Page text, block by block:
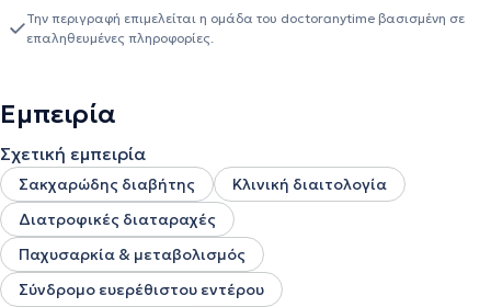
Διατροφή από τη σχολή Κλινικών Επιστημών του University of
Chester (UK). Έχει εξειδικευτεί στη διαχείριση καταστάσεων όπως
μεταβολισμού. Στόχος του είναι να βοηθήσει κάθε άτομο να
απαλλαγμένη από ενοχές και περιορισμούς, ώστε να
απολαμβάνει τις τροφές με ισορροπία. Συνεργάζεται και με
άλλους επαγγελματίες υγείας, όπως ενδοκρινολόγο, καρδιολόγο
και ψυχολόγο, για να προσφέρει μια ολιστική προσέγγιση στην
υποστήριξη των πελατών του και να διασφαλίσει τη συνολική
τους ευημερία και υγεία.
Την περιγραφή επιμελείται η ομάδα του doctoranytime βασισμένη σε
επαληθευμένες πληροφορίες.
Εμπειρία
Σχετική εμπειρία
Σακχαρώδης διαβήτης
Κλινική διαιτολογία
Διατροφικές διαταραχές
Παχυσαρκία & μεταβολισμός
Σύνδρομο ευερέθιστου εντέρου